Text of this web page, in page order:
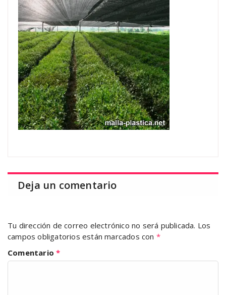
Deja un comentario
Tu dirección de correo electrónico no será publicada. Los
campos obligatorios están marcados con *
Comentario*